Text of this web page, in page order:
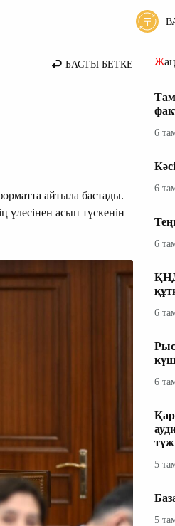
БАСТЫ БЕТКЕ
айтыла бастады.
үлесінен асып түскенін
6
6
6
6
6
5
5